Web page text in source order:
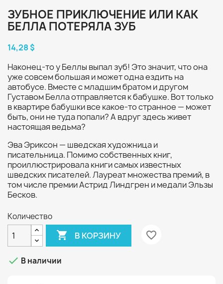
ЗУБНОЕ ПРИКЛЮЧЕНИЕ ИЛИ КАК
БЕЛЛА ПОТЕРЯЛА ЗУБ
14,28 $
Наконец-то у Беллы выпал зуб! Это значит, что она
уже совсем большая и может одна ездить на
автобусе. Вместе с младшим братом и другом
Густавом Белла отправляется к бабушке. Вот только
в квартире бабушки все какое-то странное — может
быть, они не туда попали? А вдруг здесь живет
настоящая ведьма?
Эва Эриксон — шведская художница и
писательница. Помимо собственных книг,
проиллюстрировала книги самых известных
шведских писателей. Лауреат множества премий, в
том числе премии Астрид Линдгрен и медали Эльзы
Бесков.
Количество
 В КОРЗИНУ favorite_border
 В наличии